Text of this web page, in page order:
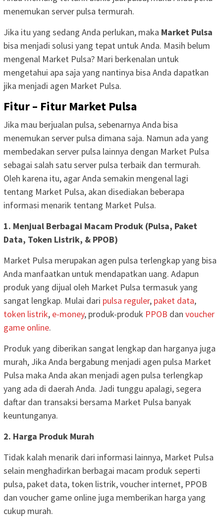
menemukan server pulsa termurah.
Jika itu yang sedang Anda perlukan, maka Market Pulsa
bisa menjadi solusi yang tepat untuk Anda. Masih belum
mengenal Market Pulsa? Mari berkenalan untuk
mengetahui apa saja yang nantinya bisa Anda dapatkan
jika menjadi agen Market Pulsa.
Fitur – Fitur Market Pulsa
Jika mau berjualan pulsa, sebenarnya Anda bisa
menemukan server pulsa dimana saja. Namun ada yang
membedakan server pulsa lainnya dengan Market Pulsa
sebagai salah satu server pulsa terbaik dan termurah.
Oleh karena itu, agar Anda semakin mengenal lagi
tentang Market Pulsa, akan disediakan beberapa
informasi menarik tentang Market Pulsa.
1. Menjual Berbagai Macam Produk (Pulsa, Paket
Data, Token Listrik, & PPOB)
Market Pulsa merupakan agen pulsa terlengkap yang bisa
Anda manfaatkan untuk mendapatkan uang. Adapun
produk yang dijual oleh Market Pulsa termasuk yang
sangat lengkap. Mulai dari pulsa reguler, paket data,
token listrik, e-money, produk-produk PPOB dan voucher
game online.
Produk yang diberikan sangat lengkap dan harganya juga
murah, Jika Anda bergabung menjadi agen pulsa Market
Pulsa maka Anda akan menjadi agen pulsa terlengkap
yang ada di daerah Anda. Jadi tunggu apalagi, segera
daftar dan transaksi bersama Market Pulsa banyak
keuntunganya.
2. Harga Produk Murah
Tidak kalah menarik dari informasi lainnya, Market Pulsa
selain menghadirkan berbagai macam produk seperti
pulsa, paket data, token listrik, voucher internet, PPOB
dan voucher game online juga memberikan harga yang
cukup murah.